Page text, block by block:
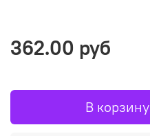
362.00 руб
В корзину